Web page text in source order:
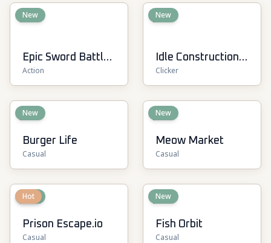
New
Epic Sword Battle!
Fight in Arena
Action
New
Idle Construction
3D
Clicker
New
Burger Life
Casual
New
Meow Market
Casual
New
Hot
Prison Escape.io
Casual
New
Fish Orbit
Casual